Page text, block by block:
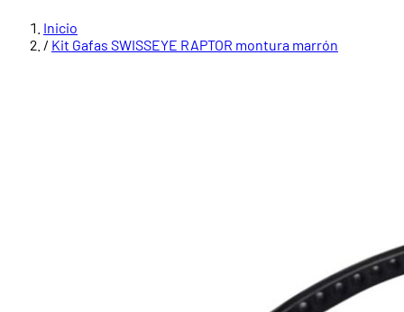
Inicio
/ Kit Gafas SWISSEYE RAPTOR montura marrón